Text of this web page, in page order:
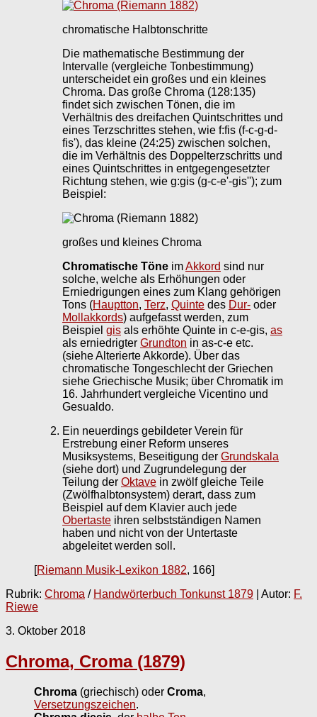
chromatische Halbtonschritte
Die mathematische Bestimmung der
Intervalle (vergleiche Tonbestimmung)
unterscheidet ein großes und ein kleines
Chroma. Das große Chroma (128:135)
findet sich zwischen Tönen, die im
Verhältnis des dreifachen Quintschrittes und
eines Terzschrittes stehen, wie f:fis (f-c-g-d-
fis'), das kleine (24:25) zwischen solchen,
die im Verhältnis des Doppelterzschritts und
eines Quintschrittes in entgegengesetzter
Richtung stehen, wie g:gis (g-c-e'-gis''); zum
Beispiel:
großes und kleines Chroma
Chromatische Töne imAkkord sind nur
solche, welche als Erhöhungen oder
Erniedrigungen eines zum Klang gehörigen
Tons (Hauptton, Terz, Quinte des Dur- oder
Mollakkords) aufgefasst werden, zum
Beispiel gis als erhöhte Quinte in c-e-gis, as
als erniedrigter Grundton in as-c-e etc.
(siehe Alterierte Akkorde). Über das
chromatische Tongeschlecht der Griechen
siehe Griechische Musik; über Chromatik im
16. Jahrhundert vergleiche Vicentino und
Gesualdo.
Ein neuerdings gebildeter Verein für
Erstrebung einer Reform unseres
Musiksystems, Beseitigung der Grundskala
(siehe dort) und Zugrundelegung der
Teilung der Oktave in zwölf gleiche Teile
(Zwölfhalbtonsystem) derart, dass zum
Beispiel auf dem Klavier auch jede
Obertaste ihren selbstständigen Namen
haben und nicht von der Untertaste
abgeleitet werden soll.
[Riemann Musik-Lexikon 1882, 166]
Rubrik: Chroma / Handwörterbuch Tonkunst 1879 | Autor: F.
Riewe
3. Oktober 2018
Chroma, Croma (1879)
Chroma (griechisch) oder Croma,
Versetzungszeichen.